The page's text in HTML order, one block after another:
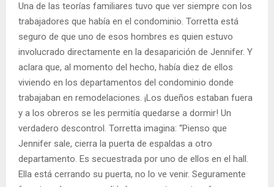
Una de las teorías familiares tuvo que ver siempre con los
trabajadores que había en el condominio. Torretta está
seguro de que uno de esos hombres es quien estuvo
involucrado directamente en la desaparición de Jennifer. Y
aclara que, al momento del hecho, había diez de ellos
viviendo en los departamentos del condominio donde
trabajaban en remodelaciones. ¡Los dueños estaban fuera
y a los obreros se les permitía quedarse a dormir! Un
verdadero descontrol. Torretta imagina: “Pienso que
Jennifer sale, cierra la puerta de espaldas a otro
departamento. Es secuestrada por uno de ellos en el hall.
Ella está cerrando su puerta, no lo ve venir. Seguramente